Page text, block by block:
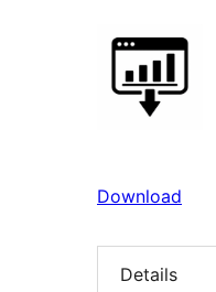
Download
Details